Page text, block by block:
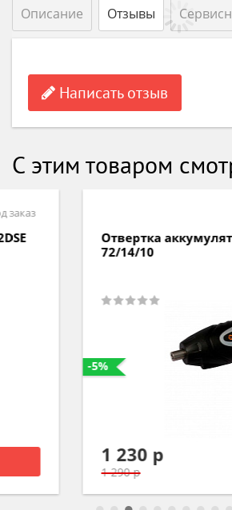
Описание Отзывы
Написать отзыв
С этим товаром
Отвертка аккумуляторная
1 230 р
1 290 р